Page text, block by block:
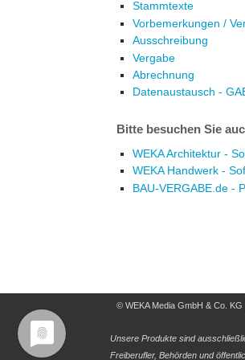
Stammtexte
Vorbemerkungen /
Ausschreibung
Vergabe
Abrechnung
Datenaustausch -
Bitte besuchen Sie
WEKA Architektur -
WEKA Handwerk -
BAU-VERGABE.de -
© WEKA Media GmbH & Co. KG
Unsere Produkte sind
Freiberufler, Behörden und